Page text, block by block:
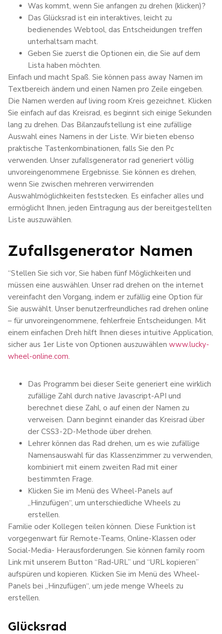
Was kommt, wenn Sie anfangen zu drehen (klicken)?
Das Glücksrad ist ein interaktives, leicht zu
bedienendes Webtool, das Entscheidungen treffen
unterhaltsam macht.
Geben Sie zuerst die Optionen ein, die Sie auf dem
Lista haben möchten.
Einfach und macht Spaß. Sie können pass away Namen im
Textbereich ändern und einen Namen pro Zeile eingeben.
Die Namen werden auf living room Kreis gezeichnet. Klicken
Sie einfach auf das Kreisrad, es beginnt sich einige Sekunden
lang zu drehen. Das Bilanzaufstellung ist eine zufällige
Auswahl eines Namens in der Liste. Wir bieten ebenso
praktische Tastenkombinationen, falls Sie den Pc
verwenden. Unser zufallsgenerator rad generiert völlig
unvoreingenommene Ergebnisse. Sie können es drehen,
wenn Sie zwischen mehreren verwirrenden
Auswahlmöglichkeiten feststecken. Es einfacher alles und
ermöglicht Ihnen, jeden Eintragung aus der bereitgestellten
Liste auszuwählen.
Zufallsgenerator Namen
“Stellen Sie sich vor, Sie haben fünf Möglichkeiten und
müssen eine auswählen. Unser rad drehen on the internet
vereinfacht den Vorgang, indem er zufällig eine Option für
Sie auswählt. Unser benutzerfreundliches rad drehen online
– für unvoreingenommene, fehlerfreie Entscheidungen. Mit
einem einfachen Dreh hilft Ihnen dieses intuitive Application,
sicher aus 1er Liste von Optionen auszuwählen www.lucky-
wheel-online.com.
Das Programm bei dieser Seite generiert eine wirklich
zufällige Zahl durch native Javascript-API und
berechnet diese Zahl, o auf einen der Namen zu
verweisen. Dann beginnt einander das Kreisrad über
der CSS3-2D-Methode über drehen.
Lehrer können das Rad drehen, um es wie zufällige
Namensauswahl für das Klassenzimmer zu verwenden,
kombiniert mit einem zweiten Rad mit einer
bestimmten Frage.
Klicken Sie im Menü des Wheel-Panels auf
„Hinzufügen“, um unterschiedliche Wheels zu
erstellen.
Familie oder Kollegen teilen können. Diese Funktion ist
vorgegenwart für Remote-Teams, Online-Klassen oder
Social-Media- Herausforderungen. Sie können family room
Link mit unserem Button “Rad-URL” und “URL kopieren”
aufspüren und kopieren. Klicken Sie im Menü des Wheel-
Panels bei „Hinzufügen“, um jede menge Wheels zu
erstellen.
Glücksrad